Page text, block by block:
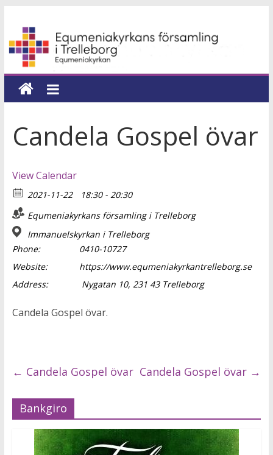
innehåll
Equmeniakyrkans
församling
i
Trelleborg
för
hela
livet
Candela Gospel övar
View Calendar
2021-11-22
18:30 - 20:30
Equmeniakyrkans församling i Trelleborg
Immanuelskyrkan i Trelleborg
Phone:
0410-10727
Website:
https://www.equmeniakyrkantrelleborg.se
Address:
Nygatan 10, 231 43 Trelleborg
Candela Gospel övar.
← Candela Gospel övar Candela Gospel övar →
Bankgiro